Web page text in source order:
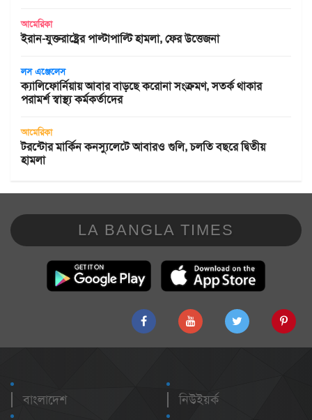
আমেরিকা
ইরান-যুক্তরাষ্ট্রের পাল্টাপাল্টি হামলা, ফের উত্তেজনা
লস এঞ্জেলেস
ক্যালিফোর্নিয়ায় আবার বাড়ছে করোনা সংক্রমণ, সতর্ক থাকার
পরামর্শ স্বাস্থ্য কর্মকর্তাদের
আমেরিকা
টরন্টোর মার্কিন কনস্যুলেটে আবারও গুলি, চলতি বছরে দ্বিতীয়
হামলা
LA BANGLA TIMES
বাংলাদেশ
নিউইয়র্ক